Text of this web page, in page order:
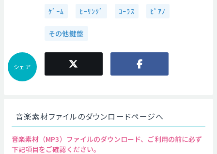
ｹﾞｰﾑ ﾋｰﾘﾝｸﾞ ｺｰﾗｽ ﾋﾟｱﾉ
その他鍵盤
シェア
音楽素材ファイルのダウンロードページへ
音楽素材（MP3）ファイルのダウンロード、ご利用の前に必ず
下記項目をご確認ください。